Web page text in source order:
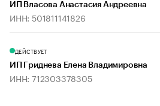
ИП Власова Анастасия Андреевна
ИНН: 501811141826
ДЕЙСТВУЕТ
ИП Гриднева Елена Владимировна
ИНН: 712303378305